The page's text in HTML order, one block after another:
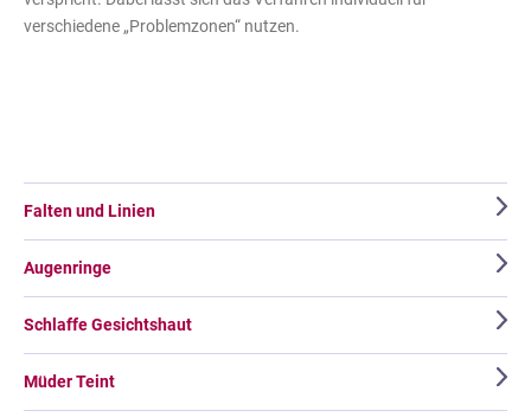
verschiedene „Problemzonen“ nutzen.
Falten und Linien
Augenringe
Schlaffe Gesichtshaut
Müder Teint